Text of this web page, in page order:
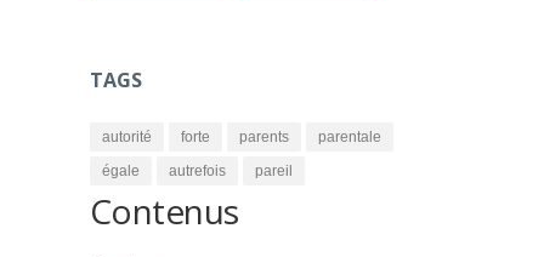
TAGS
autorité forte parents
parentale
égale
autrefois pareil
Contenus